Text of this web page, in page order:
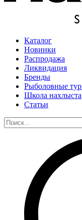
Каталог
Новинки
Распродажа
Ликвидация
Бренды
Рыболовные
Школа нахлыста
Статьи